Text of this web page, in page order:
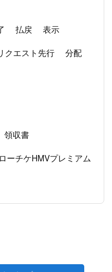
払戻
表示
クエスト先行 分配
領収書
ローチケHMVプレミアム